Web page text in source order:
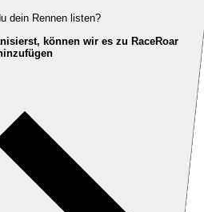
dein Rennen listen?
können wir es zu RaceRoar